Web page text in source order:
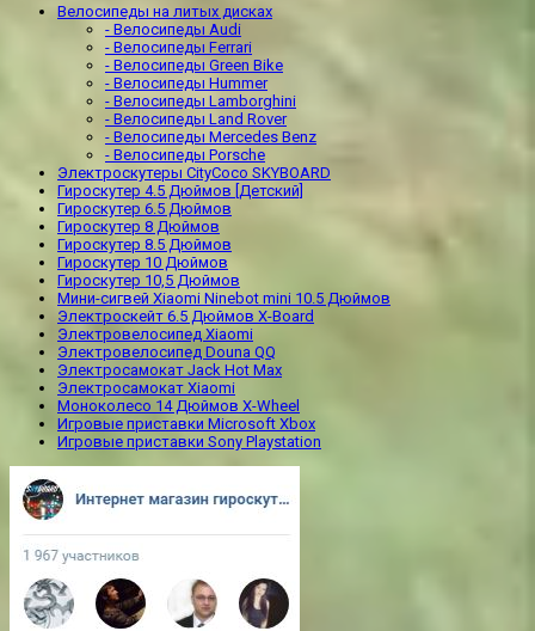
Велосипеды на литых дисках
- Велосипеды Audi
- Велосипеды Ferrari
- Велосипеды Green Bike
- Велосипеды Hummer
- Велосипеды Lamborghini
- Велосипеды Land Rover
- Велосипеды Mercedes Benz
- Велосипеды Porsche
Электроскутеры CityCoco SKYBOARD
Гироскутер 4.5 Дюймов [Детский]
Гироскутер 6.5 Дюймов
Гироскутер 8 Дюймов
Гироскутер 8.5 Дюймов
Гироскутер 10 Дюймов
Гироскутер 10,5 Дюймов
Мини-сигвей Xiaomi Ninebot mini 10.5 Дюймов
Электроскейт 6.5 Дюймов X-Board
Электровелосипед Xiaomi
Электровелосипед Douna QQ
Электросамокат Jack Hot Max
Электросамокат Xiaomi
Моноколесо 14 Дюймов X-Wheel
Игровые приставки Microsoft Xbox
Игровые приставки Sony Playstation